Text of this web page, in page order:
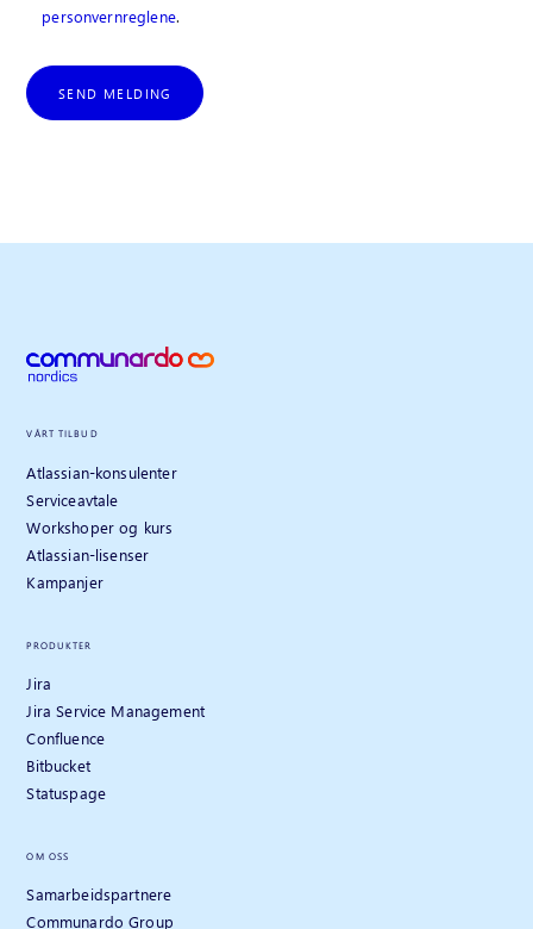
personvernreglene.
VÅRT TILBUD
Atlassian-konsulenter
Serviceavtale
Workshoper og kurs
Atlassian-lisenser
Kampanjer
PRODUKTER
Jira
Jira Service Management
Confluence
Bitbucket
Statuspage
OM OSS
Samarbeidspartnere
Communardo Group